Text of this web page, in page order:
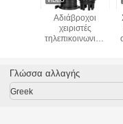
2 έξω
Αδιάβροχοι
χειριστές
τηλεπικοινωνιών
θόλων πυρήνων
FTTH IP68 288
Γλώσσα αλλαγής
Greek